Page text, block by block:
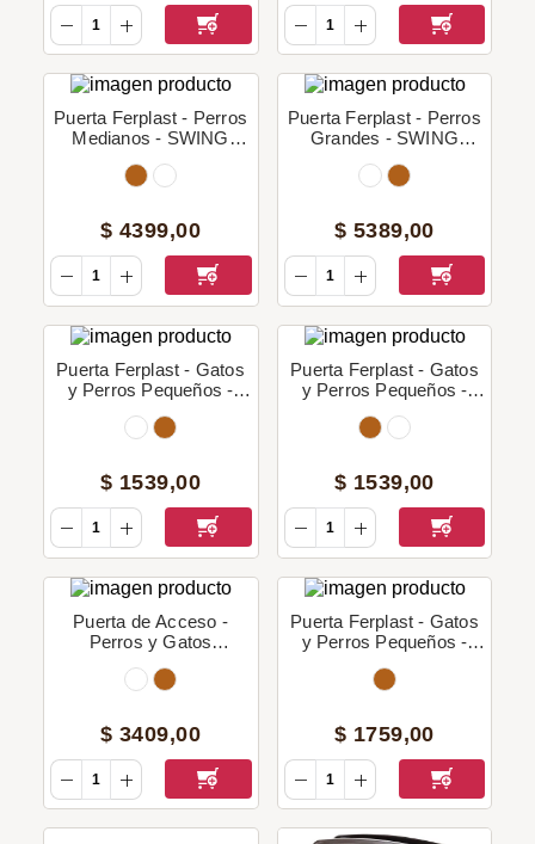
Puerta Ferplast - Perros
Medianos - SWING
$ 4399,00
Puerta Ferplast - Perros
Grandes - SWING
$ 5389,00
Puerta Ferplast - Gatos
y Perros Pequeños -
$ 1539,00
Puerta Ferplast - Gatos
y Perros Pequeños -
$ 1539,00
Puerta de Acceso -
Perros y Gatos
SWING 9
$ 3409,00
Puerta Ferplast - Gatos
y Perros Pequeños -
$ 1759,00